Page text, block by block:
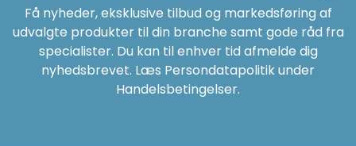
Få nyheder, eksklusive tilbud og markedsføring af
udvalgte produkter til din branche samt gode råd fra
specialister. Du kan til enhver tid afmelde dig
nyhedsbrevet. Læs Persondatapolitik under
Handelsbetingelser.